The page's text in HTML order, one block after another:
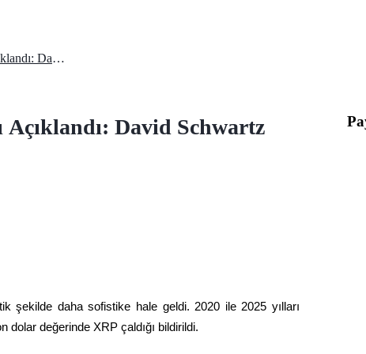
XRP Hediye Dolandırıcılıkları Açıklandı: David Schwartz Acil Bir Mesaj Gönderdi
Açıklandı: David Schwartz
şekilde daha sofistike hale geldi. 2020 ile 2025 yılları
dolar değerinde XRP çaldığı bildirildi.